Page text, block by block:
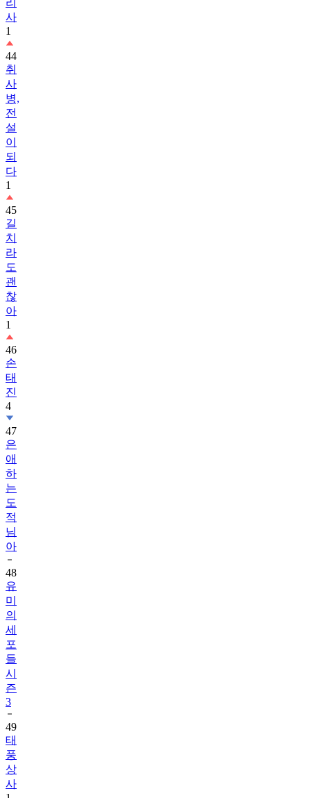
사
1
44
취
사
병,
전
설
이
되
다
1
45
길
치
라
도
괜
찮
아
1
46
손
태
진
4
47
은
애
하
는
도
적
님
아
48
유
미
의
세
포
들
시
즌
3
49
태
풍
상
사